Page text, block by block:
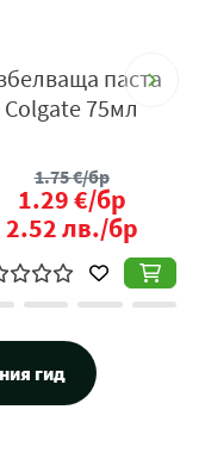
паста
Colgate 75мл
1.75€/бр
1.29€/бр
2.52лв./бр
гид